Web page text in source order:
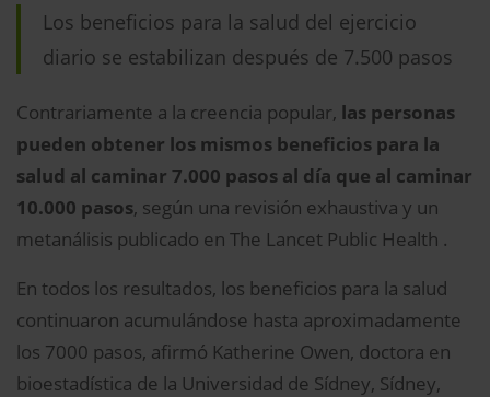
Los beneficios para la salud del ejercicio
diario se estabilizan después de 7.500 pasos
Contrariamente a la creencia popular, las personas
pueden obtener los mismos beneficios para la
salud al caminar 7.000 pasos al día que al caminar
10.000 pasos, según una revisión exhaustiva y un
metanálisis publicado en The Lancet Public Health .
En todos los resultados, los beneficios para la salud
continuaron acumulándose hasta aproximadamente
los 7000 pasos, afirmó Katherine Owen, doctora en
bioestadística de la Universidad de Sídney, Sídney,